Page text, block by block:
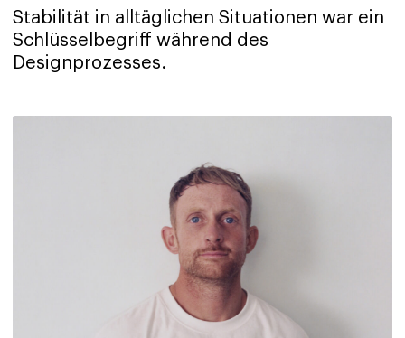
Stabilität in alltäglichen Situationen war ein
Schlüsselbegriff während des
Designprozesses.